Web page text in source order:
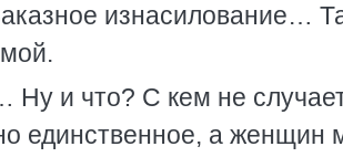
изнасилование…
и что? С кем не
единственное, а